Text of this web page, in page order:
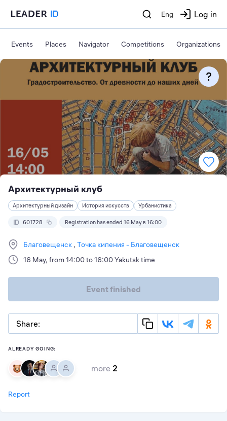
Eng Log in
Events Places Navigator Competitions Organizations
Архитектурный клуб
Архитектурный дизайн История искусств Урбанистика
601728 Registration has ended 16 May в 16:00
Благовещенск Точка кипения - Благовещенск
16 May, from 14:00 to 16:00 Yakutsk time
Event finished
Share:
ALREADY GOING:
more 2
Report